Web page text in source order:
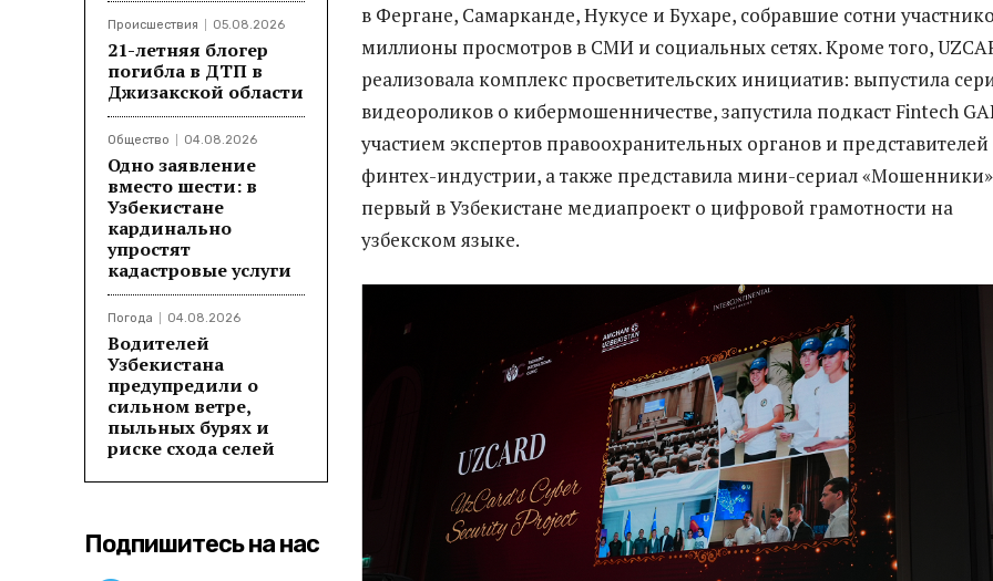
Происшествия 05.08.2026
21-летняя блогер
погибла в ДТП в
Джизакской области
Общество 04.08.2026
Одно заявление
вместо шести: в
Узбекистане
кардинально
упростят
кадастровые услуги
Погода 04.08.2026
Водителей
Узбекистана
предупредили о
сильном ветре,
пыльных бурях и
риске схода селей
Подпишитесь на нас
в Фергане, Самарканде, Нукусе и Бухаре, собравшие сотни
миллионы просмотров в СМИ и социальных сетях. Кроме того,
реализовала комплекс просветительских инициатив: выпустила
видеороликов о кибермошенничестве, запустила подкаст Fintech
участием экспертов правоохранительных органов и представителей
финтех-индустрии, а также представила мини-сериал
первый в Узбекистане медиапроект о цифровой грамотности на
узбекском языке.